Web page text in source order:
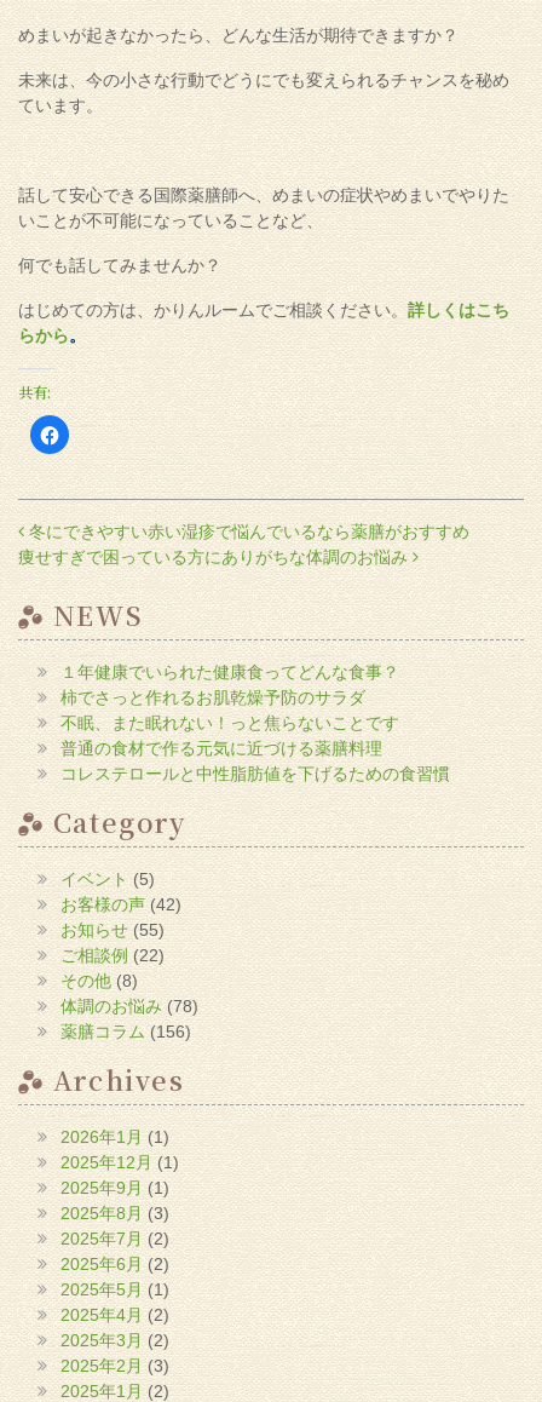
めまいが起きなかったら、どんな生活が期待できますか？
未来は、今の小さな行動でどうにでも変えられるチャンスを秘め
ています。
話して安心できる国際薬膳師へ、めまいの症状やめまいでやりた
いことが不可能になっていることなど、
何でも話してみませんか？
はじめての方は、かりんルームでご相談ください。 詳しくはこち
らから。
共有:
Facebook
で
共
有
す
る
に
は
ク
リ
ッ
ク
し
て
く
だ
さ
い
(新
し
い
ウ
ィ
ン
ド
ウ
で
開
き
ま
す)
投稿ナビゲーション
冬にできやすい赤い湿疹で悩んでいるなら薬膳がおすすめ
痩せすぎで困っている方にありがちな体調のお悩み
NEWS
１年健康でいられた健康食ってどんな食事？
柿でさっと作れるお肌乾燥予防のサラダ
不眠、また眠れない！っと焦らないことです
普通の食材で作る元気に近づける薬膳料理
コレステロールと中性脂肪値を下げるための食習慣
Category
イベント(5)
お客様の声 (42)
お知らせ(55)
ご相談例 (22)
その他(8)
体調のお悩み (78)
薬膳コラム(156)
Archives
2026年1月 (1)
2025年12月 (1)
2025年9月 (1)
2025年8月 (3)
2025年7月 (2)
2025年6月(2)
2025年5月 (1)
2025年4月 (2)
2025年3月 (2)
2025年2月 (3)
2025年1月 (2)